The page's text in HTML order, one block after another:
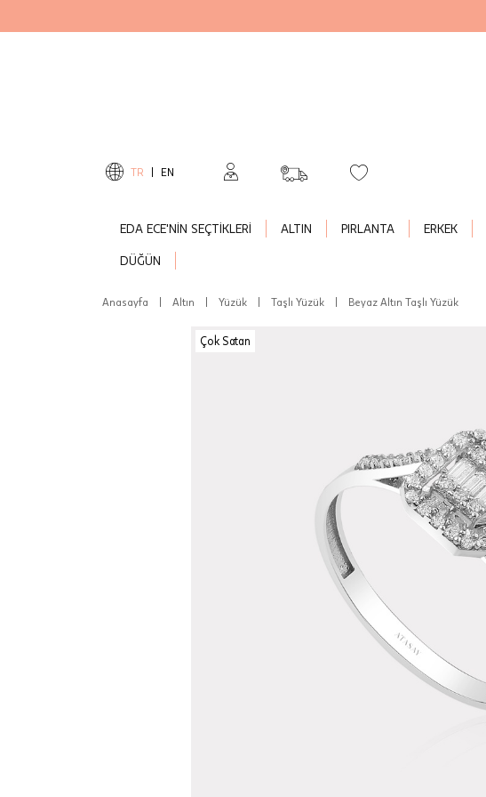
TR EN
EDA ECE'NİN SEÇTİKLERİ ALTIN PIRLANTA ERKEK
DÜĞÜN
Anasayfa Altın Yüzük Taşlı Yüzük Beyaz Altın Taşlı Yüzük
Çok Satan